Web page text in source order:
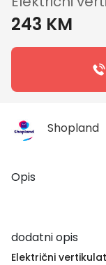
243 KM
Shopland
Opis
dodatni opis
Električni